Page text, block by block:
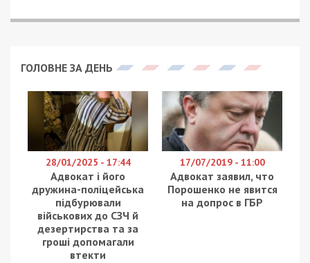
ГОЛОВНЕ ЗА ДЕНЬ
28/01/2025 - 17:44
Адвокат і його
дружина-поліцейська
підбурювали
військових до СЗЧ й
дезертирства та за
гроші допомагали
втекти
17/07/2019 - 11:00
Адвокат заявил, что
Порошенко не явится
на допрос в ГБР